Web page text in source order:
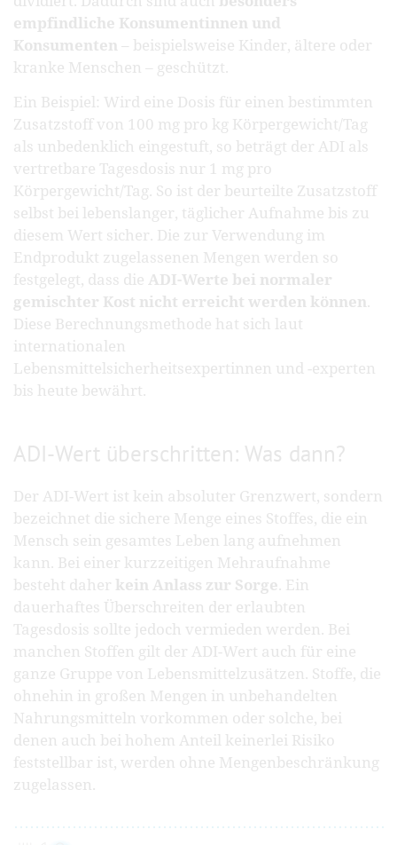
empfindliche Konsumentinnen und
Konsumenten – beispielsweise Kinder, ältere oder
kranke Menschen – geschützt.
Ein Beispiel: Wird eine Dosis für einen bestimmten
Zusatzstoff von 100 mg pro kg Körpergewicht/Tag
als unbedenklich eingestuft, so beträgt der ADI als
vertretbare Tagesdosis nur 1 mg pro
Körpergewicht/Tag. So ist der beurteilte Zusatzstoff
selbst bei lebenslanger, täglicher Aufnahme bis zu
diesem Wert sicher. Die zur Verwendung im
Endprodukt zugelassenen Mengen werden so
festgelegt, dass die ADI-Werte bei normaler
gemischter Kost nicht erreicht werden können
Diese Berechnungsmethode hat sich laut
internationalen
Lebensmittelsicherheitsexpertinnen und -experten
bis heute bewährt.
ADI-Wert überschritten: Was dann?
Der ADI-Wert ist kein absoluter Grenzwert, sondern
bezeichnet die sichere Menge eines Stoffes, die ein
Mensch sein gesamtes Leben lang aufnehmen
kann. Bei einer kurzzeitigen Mehraufnahme
besteht daher kein Anlass zur Sorge . Ein
dauerhaftes Überschreiten der erlaubten
Tagesdosis sollte jedoch vermieden werden. Bei
manchen Stoffen gilt der ADI-Wert auch für eine
ganze Gruppe von Lebensmittelzusätzen. Stoffe, die
ohnehin in großen Mengen in unbehandelten
Nahrungsmitteln vorkommen oder solche, bei
denen auch bei hohem Anteil keinerlei Risiko
feststellbar ist, werden ohne Mengenbeschränkung
zugelassen.